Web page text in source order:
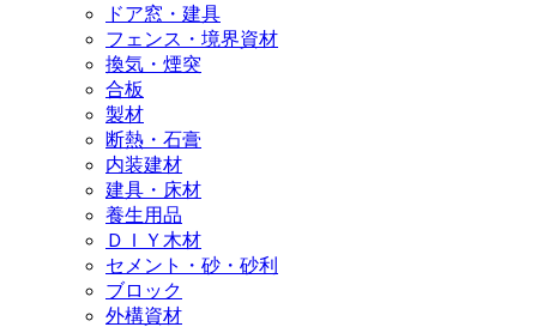
ドア窓・建具
フェンス・境界資材
換気・煙突
合板
製材
断熱・石膏
内装建材
建具・床材
養生用品
ＤＩＹ木材
セメント・砂・砂利
ブロック
外構資材